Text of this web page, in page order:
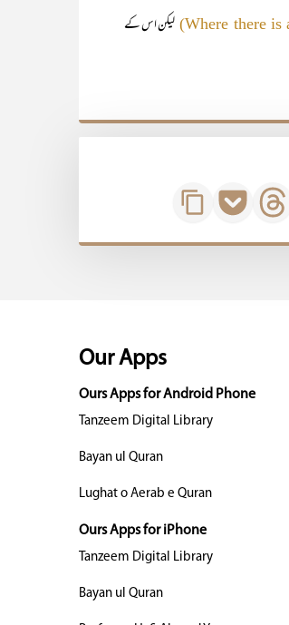
لیکن اس کے
Our Apps
Ours Apps for Android Phone
Tanzeem Digital Library
Bayan ul Quran
Lughat o Aerab e Quran
Ours Apps for iPhone
Tanzeem Digital Library
Bayan ul Quran